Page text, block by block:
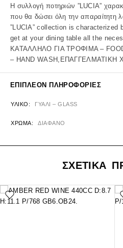
Η συλλογή ποτηριών ”LUCIA”
που θα δώσει όλη την απαραίτητη
”LUCIA” collection is characterized
get at your dining table all the
ΚΑΤΑΛΛΗΛΟ ΓΙΑ ΤΡΟΦΙΜΑ –
– HAND WASH,ΕΠΑΓΓΕΛΜΑΤΙΚΗ
ΕΠΙΠΛΈΟΝ ΠΛΗΡΟΦΟΡΊΕΣ
ΥΛΙΚΌ ΓΥΑΛΙ – GLASS
ΧΡΏΜΑ ΔΙΑΦΑΝΟ
ΣΧΕΤΙΚΑ